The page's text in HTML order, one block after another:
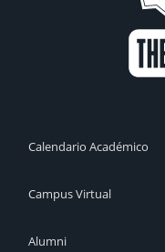
Calendario Académico
Campus Virtual
Alumni